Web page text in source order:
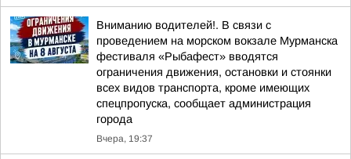
Вниманию водителей!. В связи с
проведением на морском вокзале Мурманска
фестиваля «Рыбафест» вводятся
ограничения движения, остановки и стоянки
всех видов транспорта, кроме имеющих
спецпропуска, сообщает администрация
города
Вчера, 19:37